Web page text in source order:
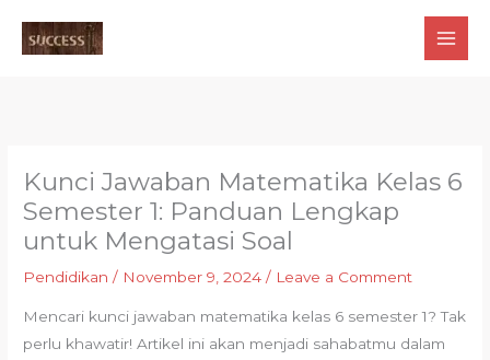
Kunci Jawaban Matematika Kelas 6
Semester 1: Panduan Lengkap
untuk Mengatasi Soal
Pendidikan / November 9, 2024/ Leave a Comment
Mencari kunci jawaban matematika kelas 6 semester 1? Tak
perlu khawatir! Artikel ini akan menjadi sahabatmu dalam